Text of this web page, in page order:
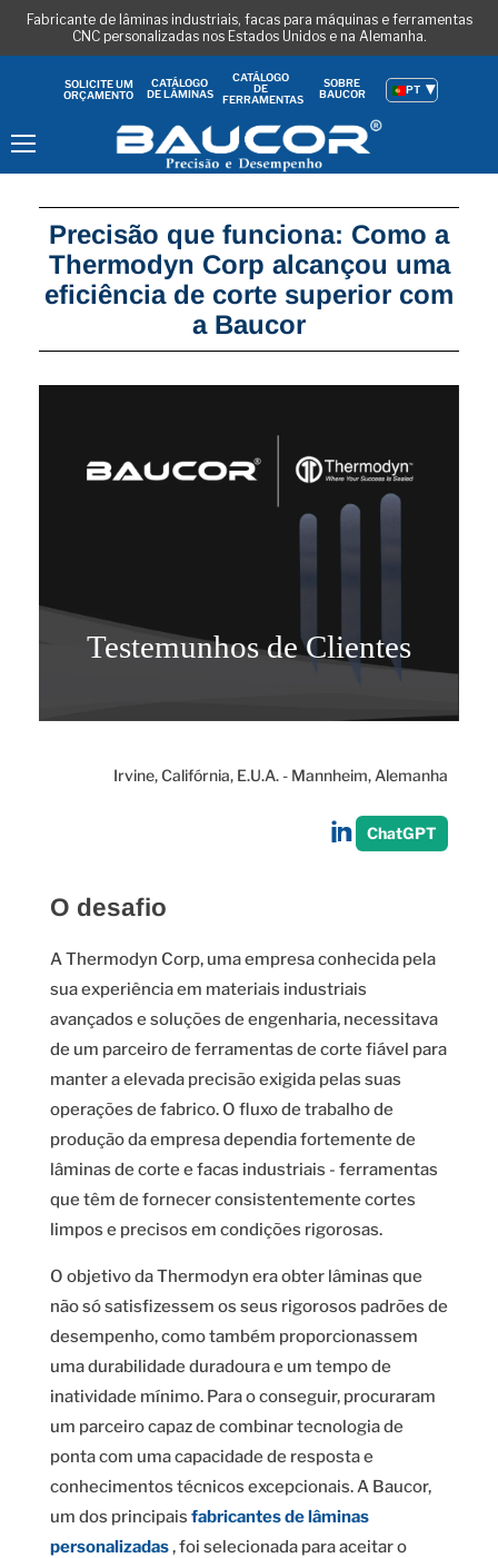
Fabricante de lâminas industriais, facas para máquinas e ferramentas
CNC personalizadas nos Estados Unidos e na Alemanha.
SOLICITE UM
ORÇAMENTO
CATÁLOGO
DE LÂMINAS
CATÁLOGO
DE
FERRAMENTAS
SOBRE
BAUCOR
PT
Precisão que funciona: Como a
Thermodyn Corp alcançou uma
eficiência de corte superior com
a Baucor
Testemunhos de Clientes
Irvine, Califórnia, E.U.A. - Mannheim, Alemanha
Partilhar
no
ChatGPT
O desafio
A Thermodyn Corp, uma empresa conhecida pela
sua experiência em materiais industriais
avançados e soluções de engenharia, necessitava
de um parceiro de ferramentas de corte fiável para
manter a elevada precisão exigida pelas suas
operações de fabrico. O fluxo de trabalho de
produção da empresa dependia fortemente de
lâminas de corte e facas industriais - ferramentas
que têm de fornecer consistentemente cortes
limpos e precisos em condições rigorosas.
O objetivo da Thermodyn era obter lâminas que
não só satisfizessem os seus rigorosos padrões de
desempenho, como também proporcionassem
uma durabilidade duradoura e um tempo de
inatividade mínimo. Para o conseguir, procuraram
um parceiro capaz de combinar tecnologia de
ponta com uma capacidade de resposta e
conhecimentos técnicos excepcionais. A Baucor,
um dos principais fabricantes de lâminas
personalizadas, foi selecionada para aceitar o